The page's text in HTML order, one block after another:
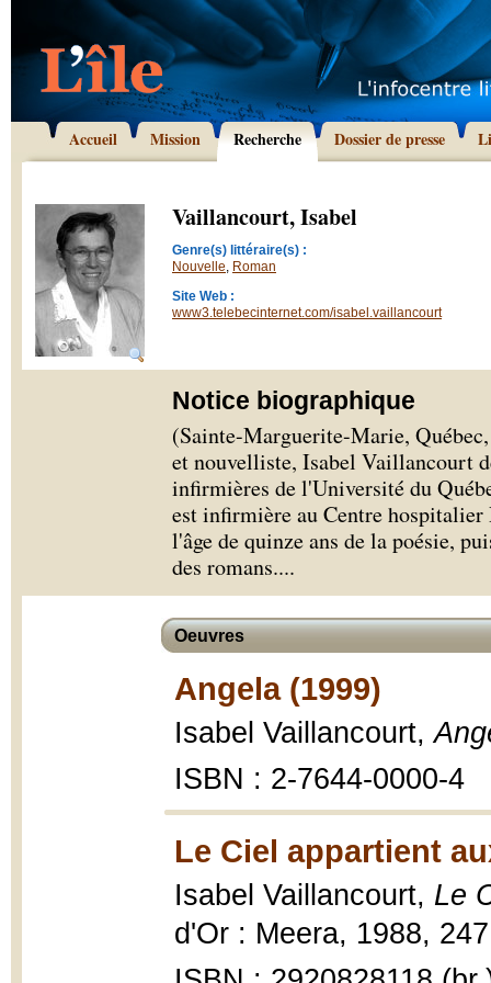
Accueil Mission Recherche Dossier de presse
Vaillancourt, Isabel
Genre(s) littéraire(s) :
Nouvelle, Roman
Site Web :
www3.telebecinternet.com/isabel.vaillancourt
Notice biographique
(Sainte-Marguerite-Marie,
et nouvelliste, Isabel Vaillancourt
infirmières de l'Université du
est infirmière au Centre
l'âge de quinze ans de la poésie,
des romans....
Oeuvres
Angela (1999)
Isabel Vaillancourt,
ISBN : 2-7644-0000-4
Le Ciel appartient
Isabel Vaillancourt, Le
d'Or : Meera, 1988,